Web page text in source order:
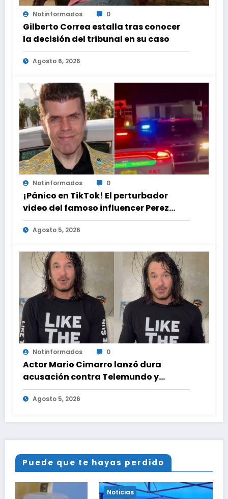
Notinformados 0
Gilberto Correa estalla tras conocer
la decisión del tribunal en su caso
Agosto 6, 2026
Notinformados 0
¡Pánico en TikTok! El perturbador
video del famoso influencer Perez
Hilton que obligó a sus fans a pedir
ayuda médica
Agosto 5, 2026
Notinformados 0
Actor Mario Cimarro lanzó dura
acusación contra Telemundo y
advirtió que lo que hacen en su contra
es ilegal en EEUU
Agosto 5, 2026
Puede que te hayas perdido
Noticias